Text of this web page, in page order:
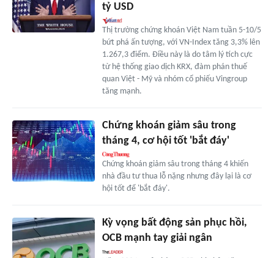
tỷ USD
Thị trường chứng khoán Việt Nam tuần 5-10/5
bứt phá ấn tượng, với VN-Index tăng 3,3% lên
1.267,3 điểm. Điều này là do tâm lý tích cực
từ hệ thống giao dịch KRX, đàm phán thuế
quan Việt - Mỹ và nhóm cổ phiếu Vingroup
tăng mạnh.
Chứng khoán giảm sâu trong
tháng 4, cơ hội tốt 'bắt đáy'
Chứng khoán giảm sâu trong tháng 4 khiến
nhà đầu tư thua lỗ nặng nhưng đây lại là cơ
hội tốt để 'bắt đáy'.
Kỳ vọng bất động sản phục hồi,
OCB mạnh tay giải ngân